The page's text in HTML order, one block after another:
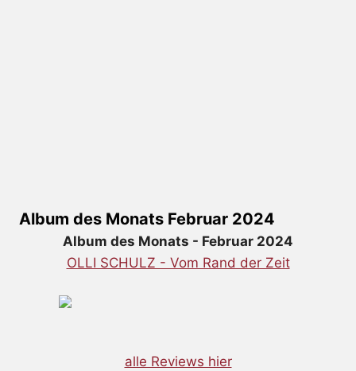
Album des Monats Februar 2024
Album des Monats - Februar 2024
OLLI SCHULZ - Vom Rand der Zeit
alle Reviews hier